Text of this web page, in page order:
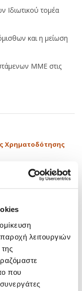
λειτουργιών
που
Ιδιωτικού τομέα
και η μείωση
ΜΜΕ στις
Χρηματοδότησης
(1)